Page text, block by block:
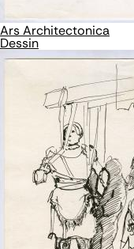
Ars Architectonica
Dessin